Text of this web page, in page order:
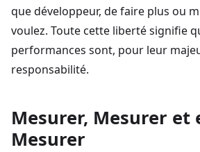
que développeur, de faire plus ou
voulez. Toute cette liberté signifie
performances sont, pour leur
responsabilité.
Mesurer, Mesurer et
Mesurer